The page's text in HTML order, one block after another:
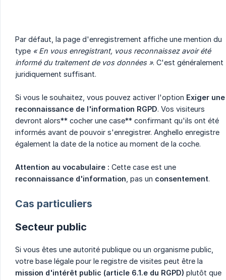
Par défaut, la page d'enregistrement affiche une mention du
type « En vous enregistrant, vous reconnaissez avoir été
informé du traitement de vos données ». C'est généralement
juridiquement suffisant.
Si vous le souhaitez, vous pouvez activer l'option Exiger une
reconnaissance de l'information RGPD. Vos visiteurs
devront alors** cocher une case** confirmant qu'ils ont été
informés avant de pouvoir s'enregistrer. Anghello enregistre
également la date de la notice au moment de la coche.
Attention au vocabulaire : Cette case est une
reconnaissance d'information , pas un consentement.
Cas particuliers
Secteur public
Si vous êtes une autorité publique ou un organisme public,
votre base légale pour le registre de visites peut être la
mission d'intérêt public (article 6.1.e du RGPD) plutôt que